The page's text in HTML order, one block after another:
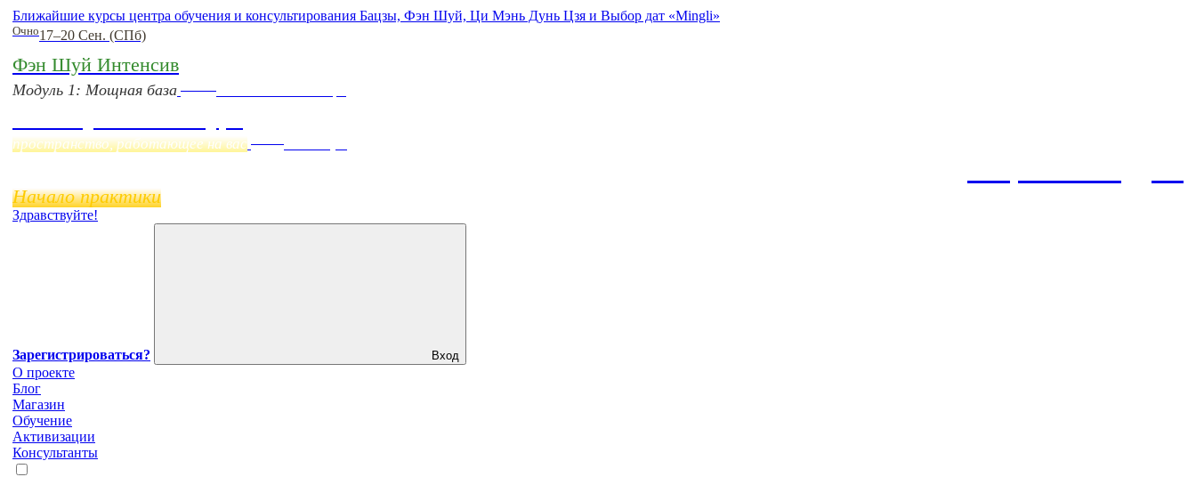
Ближайшие курсы центра обучения и консультирования Бацзы, Фэн Шуй, Ци Мэнь Дунь Цзя и Выбор дат «Mingli»
Очно17–20 Сен. (СПб)
Фэн Шуй Интенсив
Модуль 1: Мощная база
пространство, работающее на вас
Начало практики
Здравствуйте!
Зарегистрироваться? Вход
О проекте
Блог
Магазин
Обучение
Активизации
Консультанты